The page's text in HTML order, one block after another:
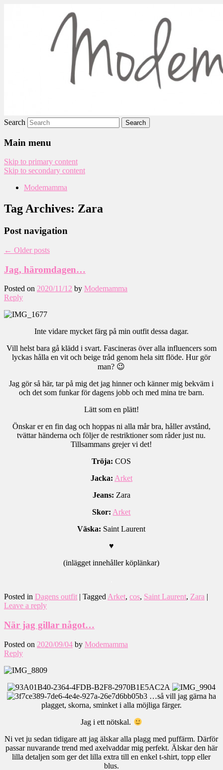
Modemamma
Search
Main menu
Skip to primary content
Skip to secondary content
Modemamma
Tag Archives: Zara
Post navigation
← Older posts
Jag, häromdagen…
Posted on 2020/11/12 by Modemamma
Reply
Inte vidare mycket färg på min outfit dessa dagar.
Vill helst bara gå klädd i svart. Fascineras över alla influencers som
lyckas hålla en vit och beige tråd genom hela sitt flöde. Hur gör
man? 😉
Jag gör så här, tar på mig det jag hinner och känner mig bekväm i
och det som funkar för dagens jobb och med mina tre barn.
Lätt som en plätt!
Önskar er en fin dag och hoppas ni alla mår bra, håller avstånd,
tvättar händerna och följer de restriktioner som råder just nu.
Tillsammans grejer vi det!
Tröja: COS
Jacka: Arket
Jeans: Zara
Skor: Arket
Väska: Saint Laurent
♥
(inlägget innehåller köplänkar)
Posted in Dagens outfit | TaggedArket, cos, Saint Laurent, Zara |
Leave a reply
När jag gillar något…
Posted on 2020/09/04 by Modemamma
Reply
…så vill jag gärna ha
plagget, skorna, sminket i alla möjliga färger.
Jag i ett nötskal.
Ni vet ju sedan tidigare att jag älskar alla plagg med puffärm. Därför
passar nuvarande trend med axelvaddar mig perfekt. Älskar den här
lilla detaljen som ger det lilla extra till en enkel t-shirt, topp eller
blus.